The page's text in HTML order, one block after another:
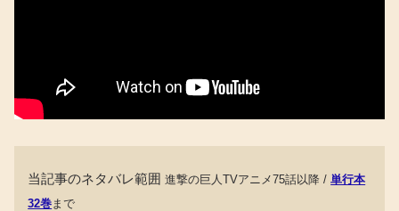
当記事のネタバレ範囲進撃の巨人TVアニメ75話以降 /単行本
32巻 まで